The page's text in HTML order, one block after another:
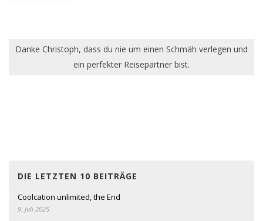
Danke Christoph, dass du nie um einen Schmäh verlegen und
ein perfekter Reisepartner bist.
DIE LETZTEN 10 BEITRÄGE
Coolcation unlimited, the End
9. Juli 2025